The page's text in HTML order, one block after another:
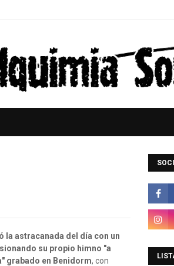
la astracanada del día con un
su propio himno "a
grabado en Benidorm, con